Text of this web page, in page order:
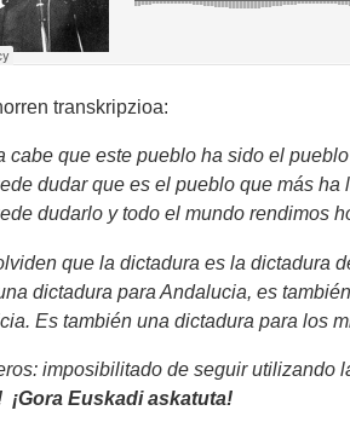
transkripzioa:
cabe que este pueblo ha sido el
dudar que es el pueblo que más
dudarlo y todo el mundo rendimos
que la dictadura es la dictadura
dictadura para Andalucia, es
Es también una dictadura para los
imposibilitado de seguir utilizando
¡Gora Euskadi askatuta!